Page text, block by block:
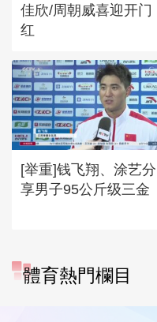
佳欣/周朝威喜迎开门
红
[举重]钱飞翔、涂艺分
享男子95公斤级三金
體育熱門欄目